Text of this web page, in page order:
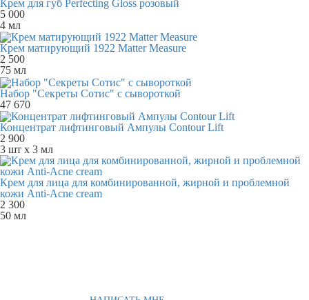
Крем для губ Perfecting Gloss розовый
5 000
4 мл
Крем матирующий 1922 Matter Measure
2 500
75 мл
Набор "Секреты Сотис" с сывороткой
47 670
Концентрат лифтинговый Ампулы Contour Lift
2 900
3 шт х 3 мл
Крем для лица для комбинированной, жирной и проблемной
кожи Anti-Acne cream
2 300
50 мл